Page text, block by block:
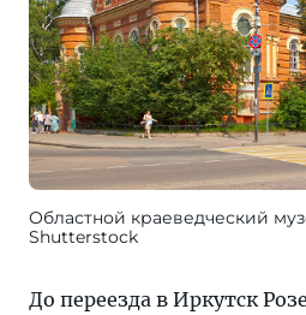
Областной краеведческий
Shutterstock
До переезда в Иркутск